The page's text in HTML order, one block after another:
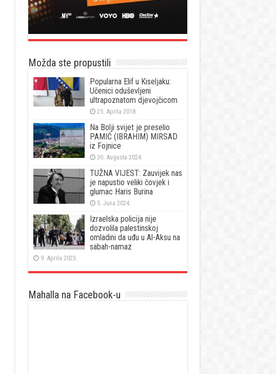
Možda ste propustili
Popularna Elif u Kiseljaku:
Učenici oduševljeni
ultrapoznatom djevojčicom
25. Aprila 2018.
Na Bolji svijet je preselio
PAMIĆ (IBRAHIM) MIRSAD
iz Fojnice
30. Augusta 2024.
TUŽNA VIJEST: Zauvijek nas
je napustio veliki čovjek i
glumac Haris Burina
5. Juna 2024.
Izraelska policija nije
dozvolila palestinskoj
omladini da uđu u Al-Aksu na
sabah-namaz
9. Aprila 2023.
Mahalla na Facebook-u